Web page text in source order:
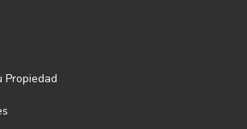
Propiedad